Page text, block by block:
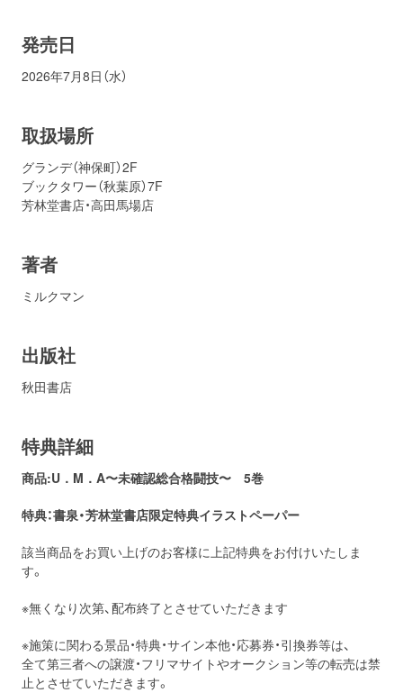
発売日
2026年7月8日（水）
取扱場所
グランデ（神保町）2F
ブックタワー（秋葉原）7F
芳林堂書店・高田馬場店
著者
ミルクマン
出版社
秋田書店
特典詳細
商品:U．M．A〜未確認総合格闘技〜 5巻
特典：書泉・芳林堂書店限定特典イラストペーパー
該当商品をお買い上げのお客様に上記特典をお付けいたしま
す。
※無くなり次第、配布終了とさせていただきます
※施策に関わる景品・特典・サイン本他・応募券・引換券等は、
全て第三者への譲渡・フリマサイトやオークション等の転売は禁
止とさせていただきます。